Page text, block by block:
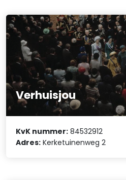
Verhuisjou
KvK nummer: 84532912
Adres: Kerketuinenweg 2